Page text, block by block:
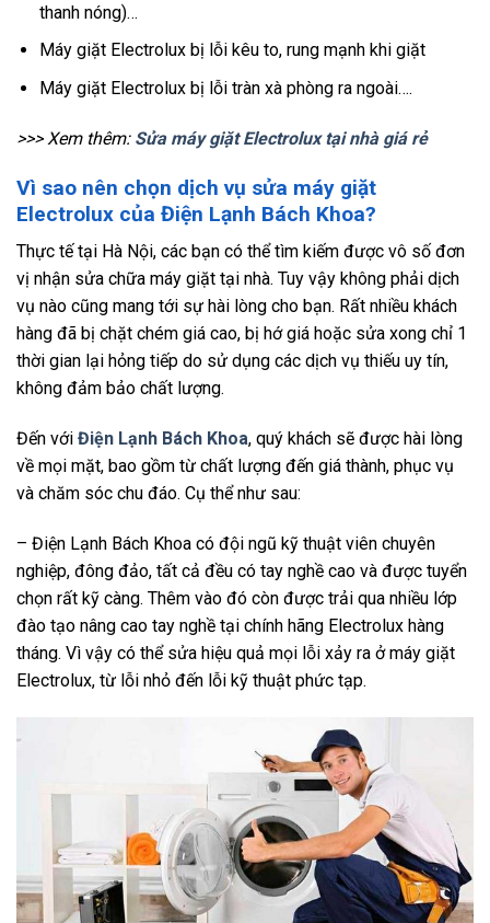
thanh nóng)…
Máy giặt Electrolux bị lỗi kêu to, rung mạnh khi giặt
Máy giặt Electrolux bị lỗi tràn xà phòng ra ngoài….
>>> Xem thêm: Sửa máy giặt Electrolux tại nhà giá rẻ
Vì sao nên chọn dịch vụ sửa máy giặt
Electrolux của Điện Lạnh Bách Khoa?
Thực tế tại Hà Nội, các bạn có thể tìm kiếm được vô số đơn
vị nhận sửa chữa máy giặt tại nhà. Tuy vậy không phải dịch
vụ nào cũng mang tới sự hài lòng cho bạn. Rất nhiều khách
hàng đã bị chặt chém giá cao, bị hớ giá hoặc sửa xong chỉ 1
thời gian lại hỏng tiếp do sử dụng các dịch vụ thiếu uy tín,
không đảm bảo chất lượng.
Đến với Điện Lạnh Bách Khoa, quý khách sẽ được hài lòng
về mọi mặt, bao gồm từ chất lượng đến giá thành, phục vụ
và chăm sóc chu đáo. Cụ thể như sau:
– Điện Lạnh Bách Khoa có đội ngũ kỹ thuật viên chuyên
nghiệp, đông đảo, tất cả đều có tay nghề cao và được tuyển
chọn rất kỹ càng. Thêm vào đó còn được trải qua nhiều lớp
đào tạo nâng cao tay nghề tại chính hãng Electrolux hàng
tháng. Vì vậy có thể sửa hiệu quả mọi lỗi xảy ra ở máy giặt
Electrolux, từ lỗi nhỏ đến lỗi kỹ thuật phức tạp.